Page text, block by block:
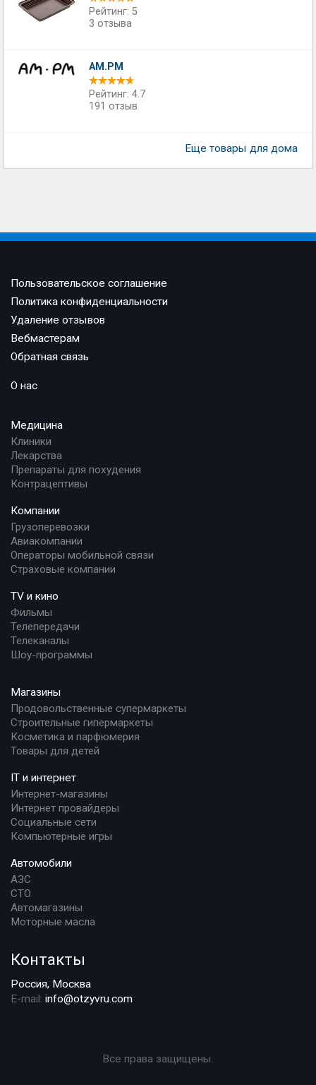
Рейтинг: 5
3 отзыва
AM.PM
Рейтинг: 4.7
191 отзыв
Еще товары для дома
Пользовательское соглашение
Политика конфиденциальности
Удаление отзывов
Вебмастерам
Обратная связь
О нас
Медицина
Клиники
Лекарства
Препараты для похудения
Контрацептивы
Компании
Грузоперевозки
Авиакомпании
Операторы мобильной связи
Страховые компании
TV и кино
Фильмы
Телепередачи
Телеканалы
Шоу-программы
Магазины
Продовольственные супермаркеты
Строительные гипермаркеты
Косметика и парфюмерия
Товары для детей
IT и интернет
Интернет-магазины
Интернет провайдеры
Социальные сети
Компьютерные игры
Автомобили
АЗС
СТО
Автомагазины
Моторные масла
Контакты
Россия, Москва
E-mail: info@otzyvru.com
Все права защищены.